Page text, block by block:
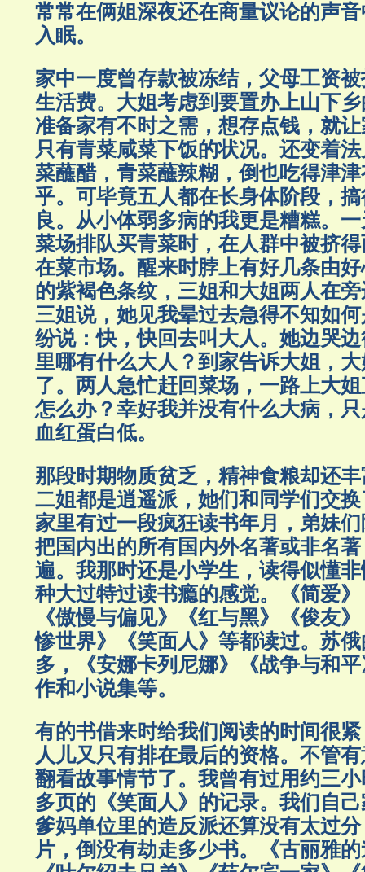
常常在俩姐深夜还在商量议论的声
入眠。
家中一度曾存款被冻结，父母工资
生活费。大姐考虑到要置办上山下
准备家有不时之需，想存点钱，就
只有青菜咸菜下饭的状况。还变着
菜蘸醋，青菜蘸辣糊，倒也吃得津
乎。可毕竟五人都在长身体阶段，
良。从小体弱多病的我更是糟糕。
菜场排队买青菜时，在人群中被挤
在菜市场。醒来时脖上有好几条由
的紫褐色条纹，三姐和大姐两人在
三姐说，她见我晕过去急得不知如
纷说：快，快回去叫大人。她边哭
里哪有什么大人？到家告诉大姐，
了。两人急忙赶回菜场，一路上大
怎么办？幸好我并没有什么大病，
血红蛋白低。
那段时期物质贫乏，精神食粮却还
二姐都是逍遥派，她们和同学们交
家里有过一段疯狂读书年月，弟妹
把国内出的所有国内外名著或非名
遍。我那时还是小学生，读得似懂
种大过特过读书瘾的感觉。《简爱
《傲慢与偏见》《红与黑》《俊友
惨世界》《笑面人》等都读过。苏
多，《安娜卡列尼娜》《战争与和
作和小说集等。
有的书借来时给我们阅读的时间很
人儿又只有排在最后的资格。不管
翻看故事情节了。我曾有过用约三
多页的《笑面人》的记录。我们自
爹妈单位里的造反派还算没有太过
片，倒没有劫走多少书。《古丽雅